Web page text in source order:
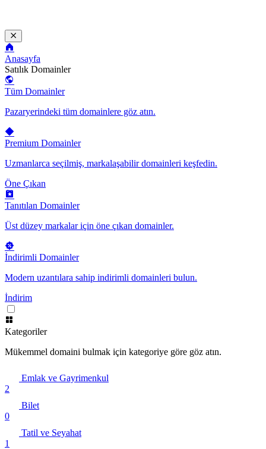
Anasayfa
Satılık Domainler
Tüm Domainler
Pazaryerindeki tüm domainlere göz atın.
Premium Domainler
Uzmanlarca seçilmiş, markalaşabilir domainleri keşfedin.
Öne Çıkan
Tanıtılan Domainler
Üst düzey markalar için öne çıkan domainler.
İndirimli Domainler
Modern uzantılara sahip indirimli domainleri bulun.
İndirim
Kategoriler
Mükemmel domaini bulmak için kategoriye göre göz atın.
Emlak ve Gayrimenkul
2
Bilet
0
Tatil ve Seyahat
1